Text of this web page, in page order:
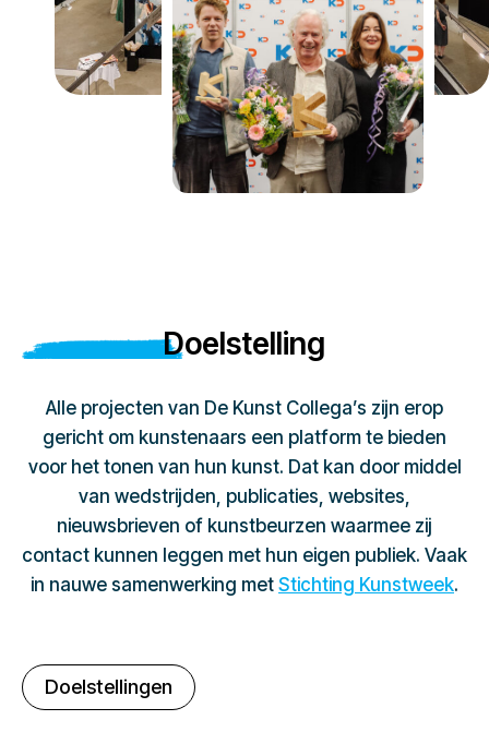
Doelstelling
Alle projecten van De Kunst Collega’s zijn erop
gericht om kunstenaars een platform te bieden
voor het tonen van hun kunst. Dat kan door middel
van wedstrijden, publicaties, websites,
nieuwsbrieven of kunstbeurzen waarmee zij
contact kunnen leggen met hun eigen publiek. Vaak
in nauwe samenwerking met Stichting Kunstweek.
Doelstellingen